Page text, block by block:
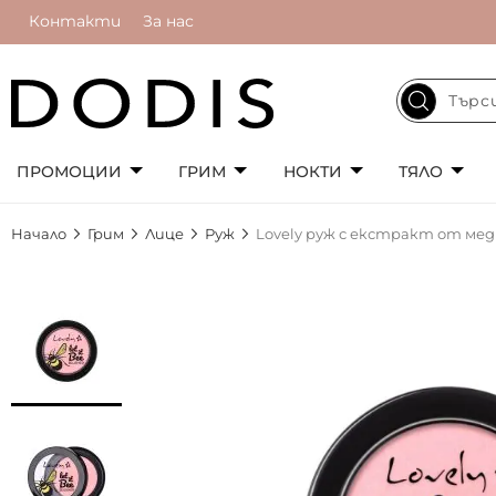
Контакти За нас
ПРОМОЦИИ ГРИМ НОКТИ ТЯЛО
Начало Грим Лице Руж Lovely руж с екстракт от мед
края
изображенията